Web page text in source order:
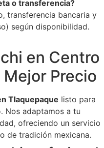
o transferencia?
transferencia bancaria y
según disponibilidad.
en Centro
Precio
Tlaquepaque listo para
Nos adaptamos a tu
ofreciendo un servicio
de tradición mexicana.